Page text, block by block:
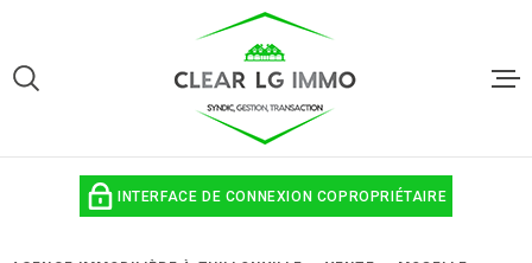
recherche
menu
principal
contenu
INTERFACE DE CONNEXION COPROPRIÉTAIRE
VOTRE
RECHERCHE
TYPE
D'OFFRE
ACHETER